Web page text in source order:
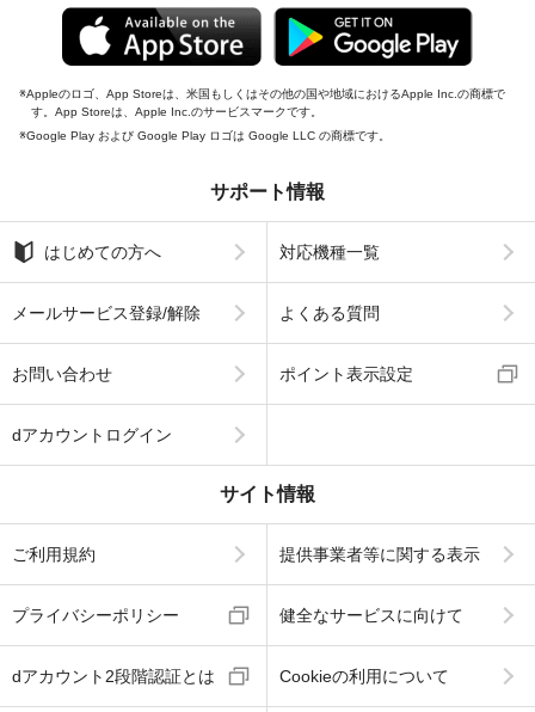
Appleのロゴ、App Storeは、米国もしくはその他の国や地域におけるApple Inc.の商標で
す。App Storeは、Apple Inc.のサービスマークです。
Google Play および Google Play ロゴは Google LLC の商標です。
サポート情報
はじめての方へ 対応機種一覧
メールサービス登録/解除 よくある質問
お問い合わせ ポイント表示設定
dアカウントログイン
サイト情報
ご利用規約 提供事業者等に関する表示
プライバシーポリシー 健全なサービスに向けて
dアカウント2段階認証とは Cookieの利用について